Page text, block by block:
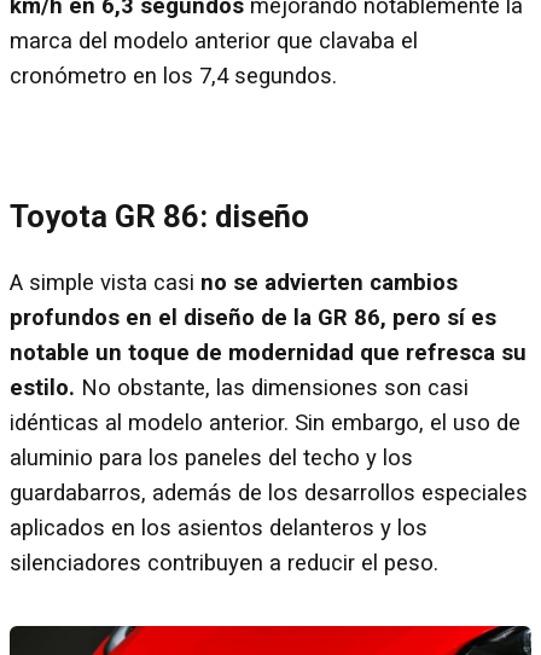
km/h en 6,3 segundos mejorando notablemente la
marca del modelo anterior que clavaba el
cronómetro en los 7,4 segundos.
Toyota GR 86: diseño
A simple vista casi no se advierten cambios
profundos en el diseño de la GR 86, pero sí es
notable un toque de modernidad que refresca su
estilo. No obstante, las dimensiones son casi
idénticas al modelo anterior. Sin embargo, el uso de
aluminio para los paneles del techo y los
guardabarros, además de los desarrollos especiales
aplicados en los asientos delanteros y los
silenciadores contribuyen a reducir el peso.